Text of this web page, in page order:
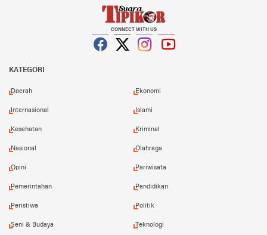
CONNECT WITH US
KATEGORI
Daerah Ekonomi
Internasional Islami
Kesehatan Kriminal
Nasional Olahraga
Opini Pariwisata
Pemerintahan Pendidikan
Peristiwa Politik
Seni & Budaya Teknologi